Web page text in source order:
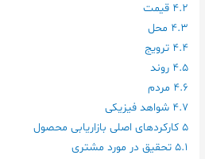
4.2 قیمت
4.3 محل
4.4 ترویج
4.5 روند
4.6 مردم
4.7 شواهد فیزیکی
5 کارکردهای اصلی بازاریابی محصول
5.1 تحقیق در مورد مشتری